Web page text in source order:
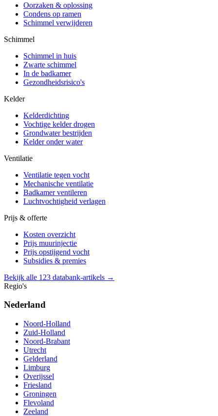
Oorzaken & oplossing
Condens op ramen
Schimmel verwijderen
Schimmel
Schimmel in huis
Zwarte schimmel
In de badkamer
Gezondheidsrisico's
Kelder
Kelderdichting
Vochtige kelder drogen
Grondwater bestrijden
Kelder onder water
Ventilatie
Ventilatie tegen vocht
Mechanische ventilatie
Badkamer ventileren
Luchtvochtigheid verlagen
Prijs & offerte
Kosten overzicht
Prijs muurinjectie
Prijs opstijgend vocht
Subsidies & premies
Bekijk alle 123 databank-artikels →
Regio's
Nederland
Noord-Holland
Zuid-Holland
Noord-Brabant
Utrecht
Gelderland
Limburg
Overijssel
Friesland
Groningen
Flevoland
Zeeland